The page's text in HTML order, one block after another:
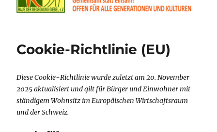
Cookie-Richtlinie (EU)
Diese Cookie-Richtlinie wurde zuletzt am 20. November
2025 aktualisiert und gilt für Bürger und Einwohner mit
ständigem Wohnsitz im Europäischen Wirtschaftsraum
und der Schweiz.